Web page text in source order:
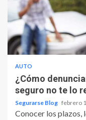
AUTO
¿Cómo
seguro no te lo
Segurarse Blog febrero
Conocer los plazos,